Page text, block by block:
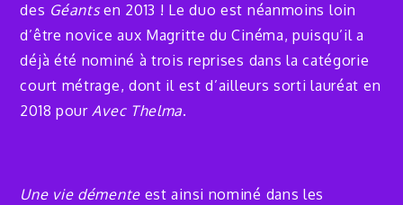
des Géantsen 2013 ! Le duo est néanmoins loin
d’être novice aux Magritte du Cinéma, puisqu’il a
déjà été nominé à trois reprises dans la catégorie
court métrage, dont il est d’ailleurs sorti lauréat en
2018 pourAvec Thelma.
Une vie démenteest ainsi nominé dans les